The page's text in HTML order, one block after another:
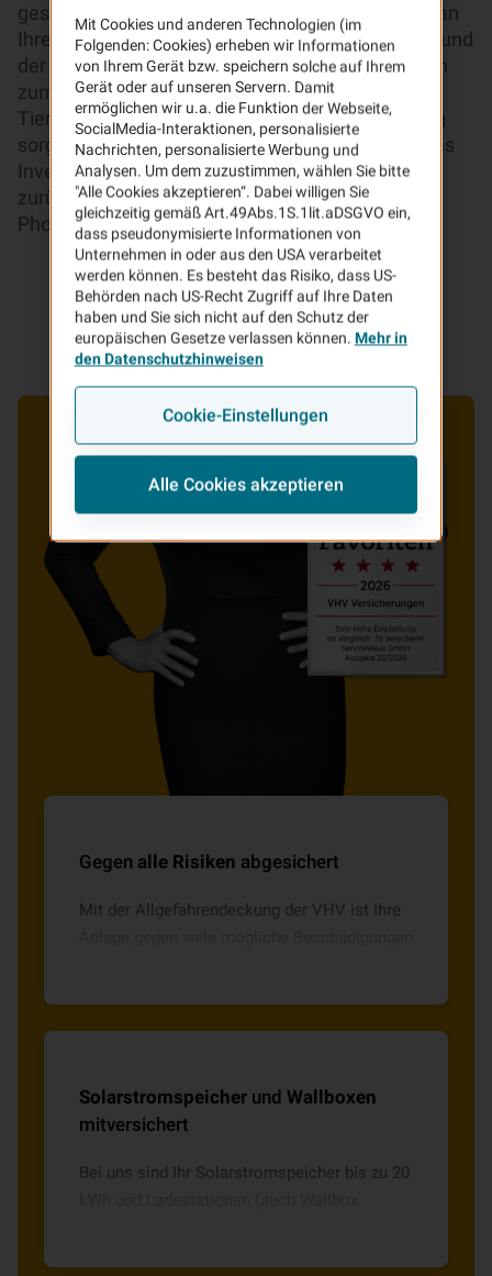
geschont wird. Doch die Gefahr eines Schadens an
Ihrer Photovoltaikanlage ist groß. Nicht nur aufgrund
der immer heftiger werdenden Unwetter, sondern
zum Beispiel auch durch Überspannung oder
Tierbisse. Mit der VHV Photovoltaik-Versicherung
sorgen Sie dafür, dass sich Ihr umweltfreundliches
Investment auszahlt. Lehnen Sie sich entspannt
zurück, wenn der nächste Hagel-Sturm über Ihre
Photovoltaikanlage zieht.
Gegen alle Risiken abgesichert
Mit der Allgefahrendeckung der VHV ist Ihre
Solarstromspeicher und Wallboxen
mitversichert
Bei uns sind Ihr Solarstromspeicher bis zu 20
Mit Cookies und anderen Technologien (im
Folgenden: Cookies) erheben wir Informationen
von Ihrem Gerät bzw. speichern solche auf Ihrem
Gerät oder auf unseren Servern. Damit
ermöglichen wir u.a. die Funktion der Webseite,
SocialMedia-Interaktionen, personalisierte
Nachrichten, personalisierte Werbung und
Analysen. Um dem zuzustimmen, wählen Sie bitte
"Alle Cookies akzeptieren“. Dabei willigen Sie
gleichzeitig gemäß Art.49Abs.1S.1lit.aDSGVO ein,
dass pseudonymisierte Informationen von
Unternehmen in oder aus den USA verarbeitet
werden können. Es besteht das Risiko, dass US-
Behörden nach US-Recht Zugriff auf Ihre Daten
haben und Sie sich nicht auf den Schutz der
europäischen Gesetze verlassen können. Mehr in
den Datenschutzhinweisen
Cookie-Einstellungen
Alle Cookies akzeptieren